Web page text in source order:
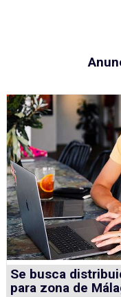
Se busca
para zona de